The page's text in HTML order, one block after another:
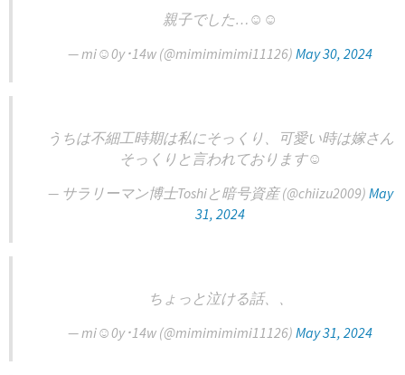
親子でした…☺️☺️
— mi☺︎0y･14w (@mimimimimi11126) May 30, 2024
うちは不細工時期は私にそっくり、可愛い時は嫁さん
そっくりと言われております☺️
— サラリーマン博士Toshiと暗号資産 (@chiizu2009) May
31, 2024
ちょっと泣ける話、、
— mi☺︎0y･14w (@mimimimimi11126) May 31, 2024